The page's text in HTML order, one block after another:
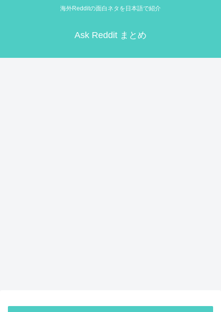
海外Redditの面白ネタを日本語で紹介
Ask Reddit まとめ